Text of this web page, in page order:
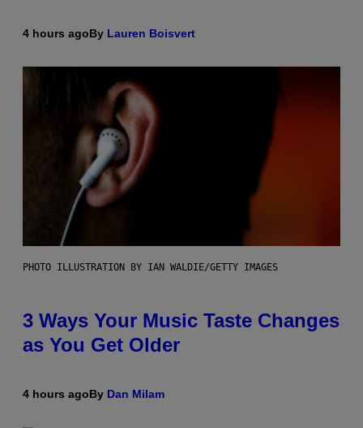
4 hours agoBy Lauren Boisvert
PHOTO ILLUSTRATION BY IAN WALDIE/GETTY IMAGES
3 Ways Your Music Taste Changes
as You Get Older
4 hours agoBy Dan Milam